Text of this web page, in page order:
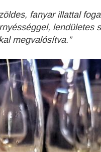
fanyar illattal
lendületes
megvalósítva.”